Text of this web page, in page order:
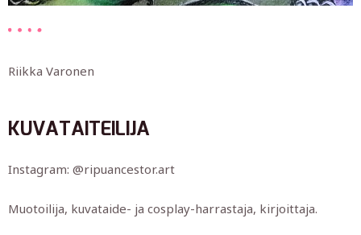
Riikka Varonen
KUVATAITEILIJA
Instagram: @ripuancestor.art
Muotoilija, kuvataide- ja cosplay-harrastaja, kirjoittaja.